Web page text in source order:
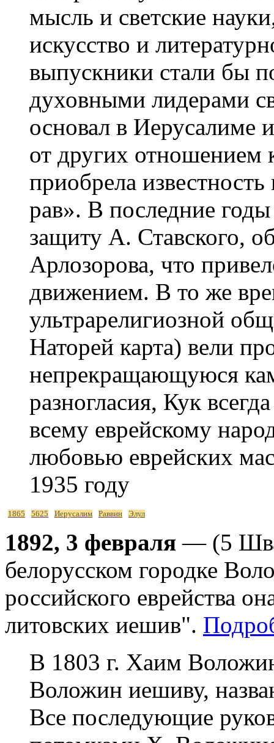
мысль и светские
искусство и
выпускники стали бы
духовными лидерами
основал в Иерусалиме
от других отношением
приобрела
рав». В последние
защиту А. Ставского,
Арлозорова, что
движением. В то же
ультрарелигиозной
Наторей карта) вели
непрекращающуюся
разногласия, Кук
всему еврейскому
любовью еврейских
1935 году
1865 5625 Иерусалим Раввин Элул
1892, 3 февраля — (5
белорусском городке
российского еврейства
литовских иешив".
В 1803 г. Хаим
Воложин иешиву,
Все последующие